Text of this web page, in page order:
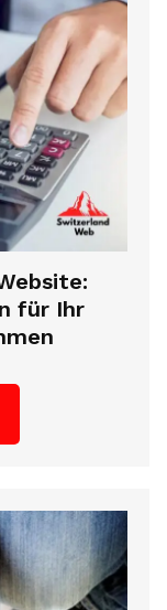
für Ihr